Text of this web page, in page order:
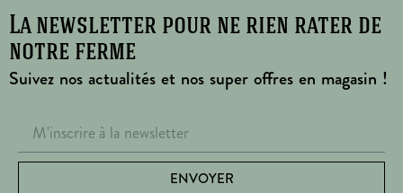
La newsletter pour ne rien rater de
notre ferme
Suivez nos actualités et nos super offres en magasin !
ENVOYER